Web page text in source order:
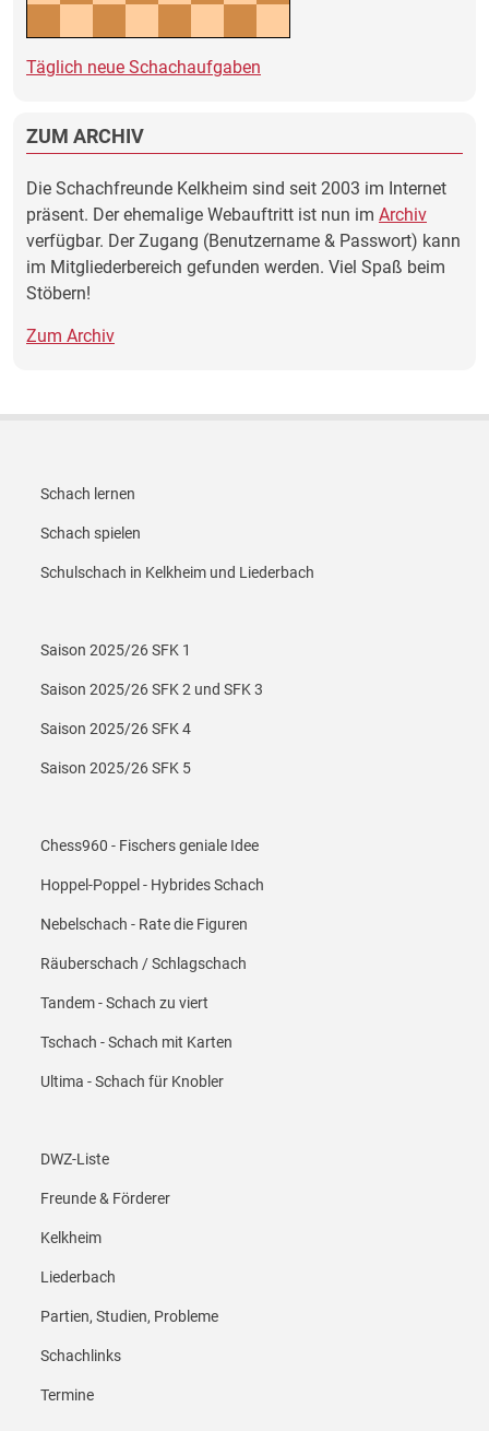
Täglich neue Schachaufgaben
ZUM ARCHIV
Die Schachfreunde Kelkheim sind seit 2003 im Internet
präsent. Der ehemalige Webauftritt ist nun im Archiv
verfügbar. Der Zugang (Benutzername & Passwort) kann
im Mitgliederbereich gefunden werden. Viel Spaß beim
Stöbern!
Zum Archiv
Footer Menü 1
Schach lernen
Schach spielen
Schulschach in Kelkheim und Liederbach
Footer Menü 2
Saison 2025/26 SFK 1
Saison 2025/26 SFK 2 und SFK 3
Saison 2025/26 SFK 4
Saison 2025/26 SFK 5
Footer Menü 3
Chess960 - Fischers geniale Idee
Hoppel-Poppel - Hybrides Schach
Nebelschach - Rate die Figuren
Räuberschach / Schlagschach
Tandem - Schach zu viert
Tschach - Schach mit Karten
Ultima - Schach für Knobler
Footer Menü 4
DWZ-Liste
Freunde & Förderer
Kelkheim
Liederbach
Partien, Studien, Probleme
Schachlinks
Termine